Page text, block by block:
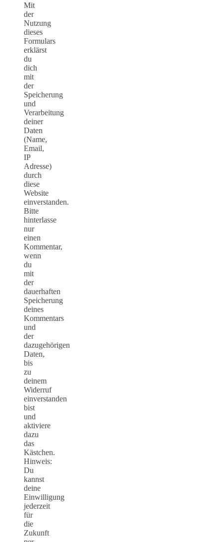
Mit
der
Nutzung
dieses
Formulars
erklärst
du
dich
mit
der
Speicherung
und
Verarbeitung
deiner
Daten
(Name,
Email,
IP
Adresse)
durch
diese
Website
einverstanden.
Bitte
hinterlasse
nur
einen
Kommentar,
wenn
du
mit
der
dauerhaften
Speicherung
deines
Kommentars
und
der
dazugehörigen
Daten,
bis
zu
deinem
Widerruf
einverstanden
bist
und
aktiviere
dazu
das
Kästchen.
Hinweis:
Du
kannst
deine
Einwilligung
jederzeit
für
die
Zukunft